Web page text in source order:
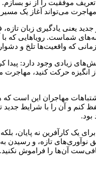
موفقیت را از نو
مهاجرت می‌تواند آغاز یک
یعنی یادگیری زبان
شماست. رویاهایی که با
که واقعیت‌ها تلخ و
زیادی وجود دارد: پیدا
انگیزه حرکت کنید،
مهاجران این است که
کنم و آن را با شرایط
بود.
یک کارآفرین نه پایان،
تازه، و رسیدن
آن‌ها را فراموش نکنید.